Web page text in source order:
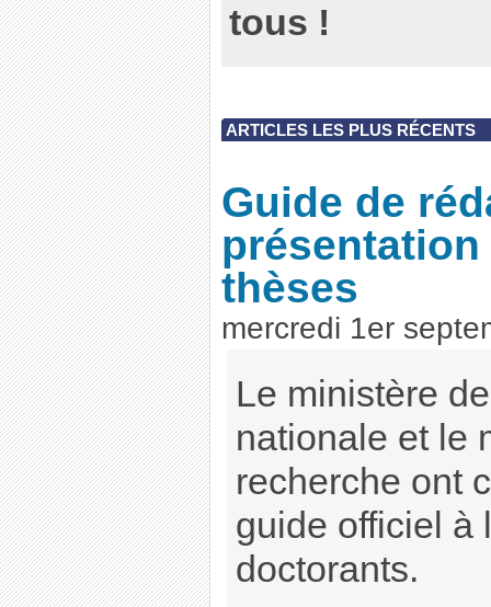
tous !
ARTICLES LES PLUS RÉCENTS
Guide de
présentation
thèses
mercredi 1er
Le ministère
nationale et le
recherche ont
guide officiel à
doctorants.